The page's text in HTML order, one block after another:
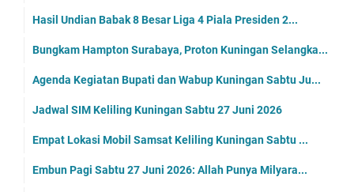
Hasil Undian Babak 8 Besar Liga 4 Piala Presiden 2...
Bungkam Hampton Surabaya, Proton Kuningan Selangka...
Agenda Kegiatan Bupati dan Wabup Kuningan Sabtu Ju...
Jadwal SIM Keliling Kuningan Sabtu 27 Juni 2026
Empat Lokasi Mobil Samsat Keliling Kuningan Sabtu ...
Embun Pagi Sabtu 27 Juni 2026: Allah Punya Milyara...